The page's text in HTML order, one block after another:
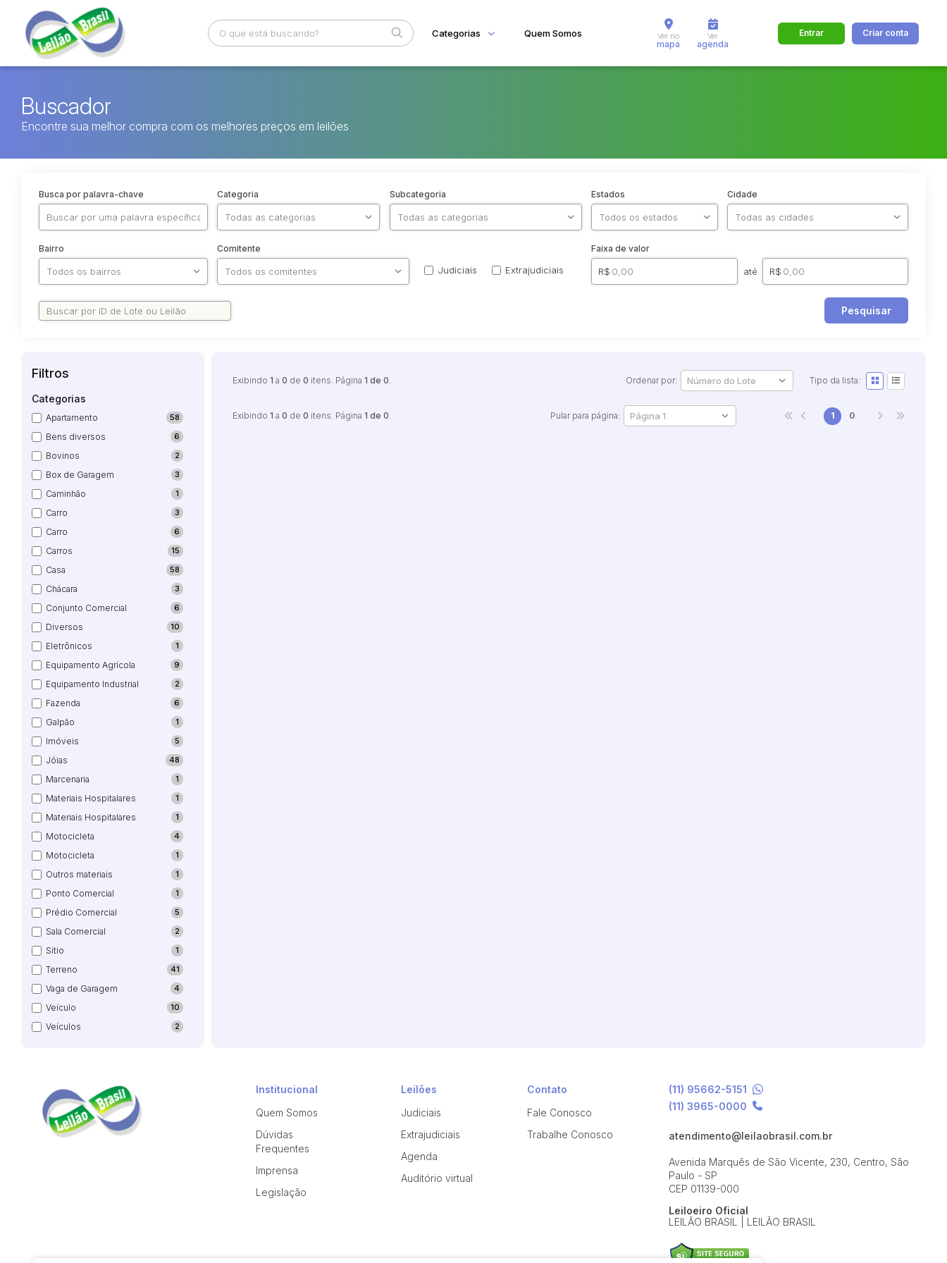
Categorias Quem Somos Ver no
mapa
Ver
agenda
Entrar Criar conta
Buscador
Encontre sua melhor compra com os melhores preços em leilões
Busca por palavra-chave Categoria Subcategoria Estados Cidade
Bairro Comitente
Judiciais Extrajudiciais
Faixa de valor
R$ até R$
Pesquisar
Filtros
Categorias
Apartamento 58
Bens diversos 6
Bovinos 2
Box de Garagem 3
Caminhão 1
Carro 3
Carro 6
Carros 15
Casa 58
Chácara 3
Conjunto Comercial 6
Diversos 10
Eletrônicos 1
Equipamento Agrícola 9
Equipamento Industrial 2
Fazenda 6
Galpão 1
Imóveis 5
Jóias 48
Marcenaria 1
Materiais Hospitalares 1
Materiais Hospitalares 1
Motocicleta 4
Motocicleta 1
Outros materiais 1
Ponto Comercial 1
Prédio Comercial 5
Sala Comercial 2
Sítio 1
Terreno 41
Vaga de Garagem 4
Veículo 10
Veículos 2
Exibindo 1 a 0 de 0 itens. Página 1 de 0. Ordenar por: Tipo da lista:
Exibindo 1 a 0 de 0 itens. Página 1 de 0. Pular para página: 1 0
Institucional
Quem Somos
Dúvidas
Frequentes
Imprensa
Legislação
Leilões
Judiciais
Extrajudiciais
Agenda
Auditório virtual
Contato
Fale Conosco
Trabalhe Conosco
(11) 95662-5151
(11) 3965-0000
atendimento@leilaobrasil.com.br
Avenida Marquês de São Vicente, 230, Centro, São
Paulo - SP
CEP 01139-000
Leiloeiro Oficial
LEILÃO BRASIL | LEILÃO BRASIL